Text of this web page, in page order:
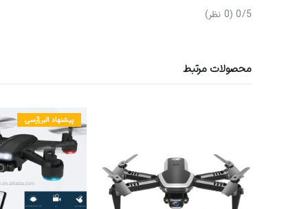
‫0/5 ‫(0 نظر)
محصولات مرتبط
پیشنهاد البرزآرسی